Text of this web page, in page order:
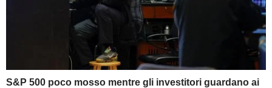
S&P 500 poco mosso mentre gli investitori guardano ai